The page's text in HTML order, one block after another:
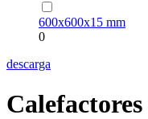
600х600х15 mm
0
descarga